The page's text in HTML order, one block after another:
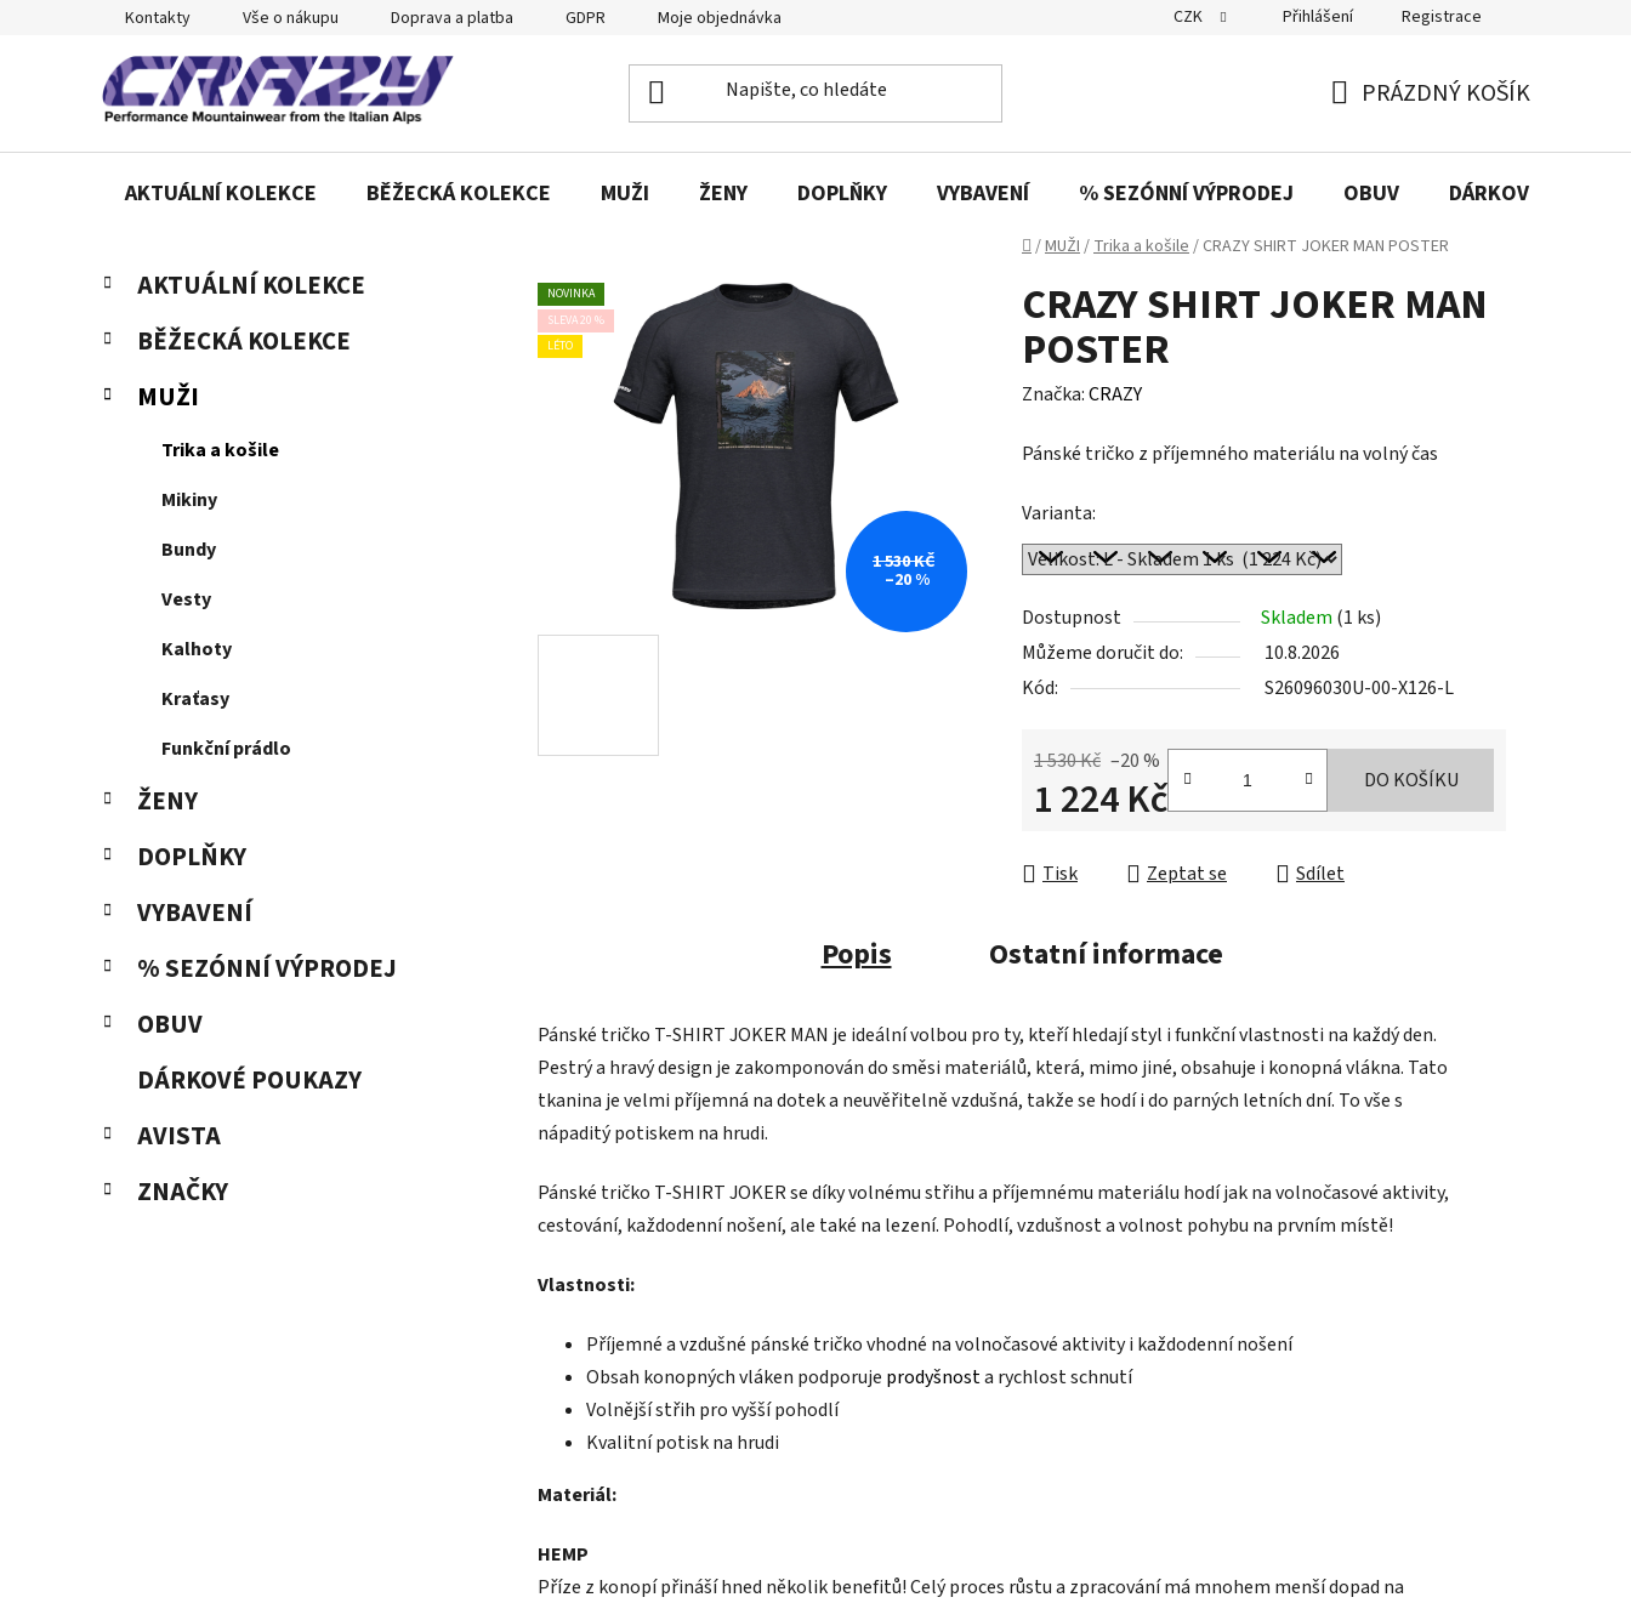
Kontakty Vše o nákupu Doprava a platba GDPR Moje objednávka CZK Přihlášení Registrace
KOŠÍK
PRÁZDNÝ KOŠÍK
AKTUÁLNÍ KOLEKCE BĚŽECKÁ KOLEKCE MUŽI ŽENY DOPLŇKY VYBAVENÍ % SEZÓNNÍ VÝPRODEJ OBUV DÁRKOVÉ
Domů
/MUŽI/Trika a košile/ CRAZY SHIRT JOKER MAN POSTER
P
s
r
Přeskočit
kategorie
K
a
t
e
o
AKTUÁLNÍ KOLEKCE
BĚŽECKÁ KOLEKCE
MUŽI
Trika a košile
Mikiny
Bundy
Vesty
Kalhoty
Kraťasy
Funkční prádlo
ŽENY
DOPLŇKY
VYBAVENÍ
% SEZÓNNÍ VÝPRODEJ
OBUV
DÁRKOVÉ POUKAZY
AVISTA
ZNAČKY
CRAZY SHIRT JOKER MAN
POSTER
Značka:CRAZY
Pánské tričko z příjemného materiálu na volný čas
Varianta:
Dostupnost Skladem (1 ks)
Můžeme doručit do:
10.8.2026
Kód:
S26096030U-00-X126-L
1 530 Kč –20 %
1 224 Kč DO KOŠÍKU
Tisk Zeptat se Sdílet
NOVINKA
SLEVA 20 %
LÉTO
1 530 KČ
–20 %
Popis Ostatní informace
Pánské tričko T-SHIRT JOKER MAN je ideální volbou pro ty, kteří hledají styl i funkční vlastnosti na každý den.
Pestrý a hravý design je zakomponován do směsi materiálů, která, mimo jiné, obsahuje i konopná vlákna. Tato
tkanina je velmi příjemná na dotek a neuvěřitelně vzdušná, takže se hodí i do parných letních dní. To vše s
nápaditý potiskem na hrudi.
Pánské tričko T-SHIRT JOKER se díky volnému střihu a příjemnému materiálu hodí jak na volnočasové aktivity,
cestování, každodenní nošení, ale také na lezení. Pohodlí, vzdušnost a volnost pohybu na prvním místě!
Vlastnosti:
Příjemné a vzdušné pánské tričko vhodné na volnočasové aktivity i každodenní nošení
Obsah konopných vláken podporuje prodyšnosta rychlost schnutí
Volnější střih pro vyšší pohodlí
Kvalitní potisk na hrudi
Materiál:
HEMP
Příze z konopí přináší hned několik benefitů! Celý proces růstu a zpracování má mnohem menší dopad na